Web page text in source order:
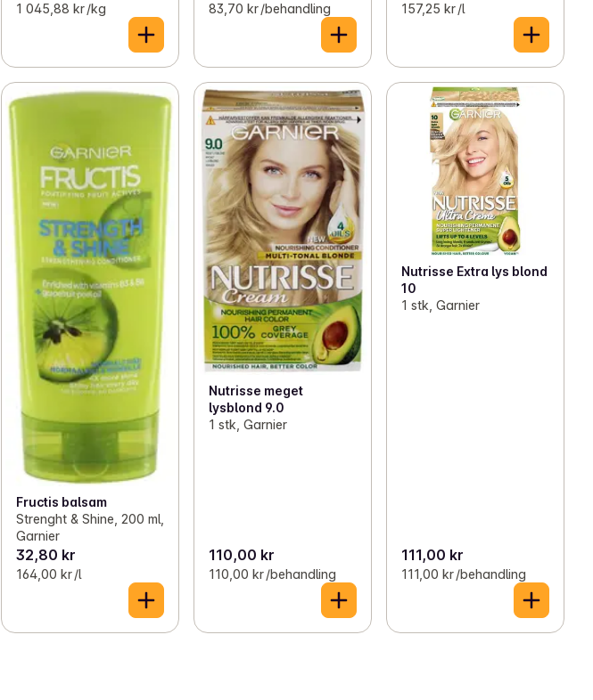
1 045,88 kr /kg 83,70 kr /behandling 157,25 kr /l
Fructis balsam
Strenght & Shine, 200 ml,
Garnier
32,80 kr
164,00 kr /l
Nutrisse meget
lysblond 9.0
1 stk, Garnier
110,00 kr
110,00 kr /behandling
Nutrisse Extra lys blond
10
1 stk, Garnier
111,00 kr
111,00 kr /behandling